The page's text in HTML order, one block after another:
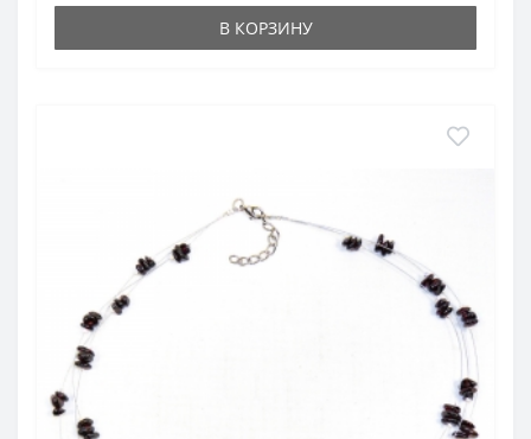
В КОРЗИНУ